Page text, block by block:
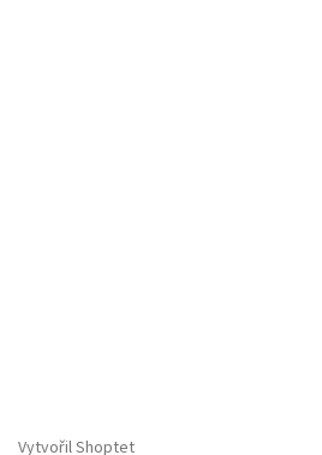
Vytvořil Shoptet